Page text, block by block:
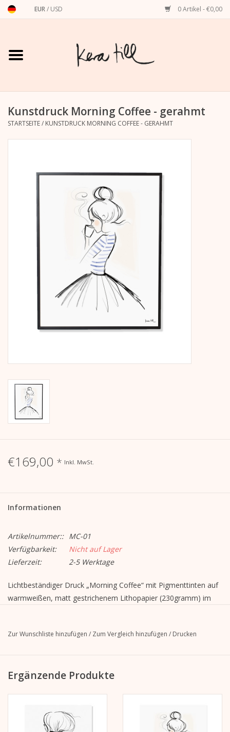
EUR/ USD 0 Artikel - €0,00
Startseite
Art Prints
Weihnachten
Kera Till X THERESIENTHAL
Kera Till X GMEINER
Kunstdruck Morning Coffee - gerahmt
STARTSEITE/ KUNSTDRUCK MORNING COFFEE - GERAHMT
€169,00 * Inkl. MwSt.
Informationen
Artikelnummer:: MC-01
Verfügbarkeit:
Nicht auf Lager
Lieferzeit:
2-5 Werktage
Lichtbeständiger Druck „Morning Coffee“ mit Pigmenttinten auf
warmweißen, matt gestrichenem Lithopapier (230gramm) im
gewaschene Bilderglas (Floatglas) ist 2mm stark und hat
geschliffene Kanten.
51 cm x 41 cm x 2 cm
Zur Wunschliste hinzufügen / Zum Vergleich hinzufügen / Drucken
Ergänzende Produkte